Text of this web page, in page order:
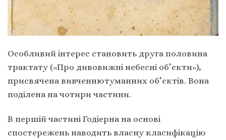
Особливий інтерес становить друга половина
трактату («Про дивовижні небесні об’єкти»),
присвячена вивченнютуманних об’єктів. Вона
поділена на чотири частини.
В першій частині Годіерна на основі
спостережень наводить власну класифікацію